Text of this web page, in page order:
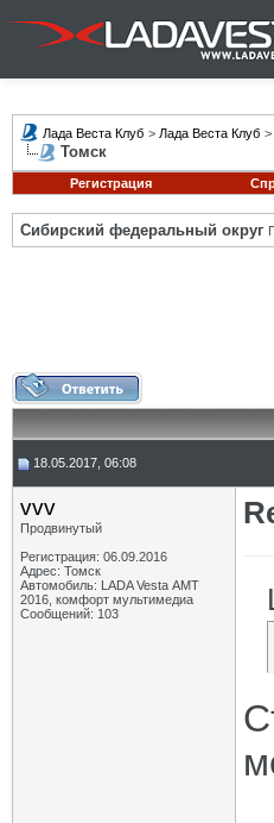
Лада Веста Клуб > Лада Веста Клуб >
Томск
Регистрация
Сибирский федеральный округ
18.05.2017, 06:08
vvv
Продвинутый
Регистрация: 06.09.2016
Адрес: Томск
Автомобиль: LADA Vesta АМТ
2016, комфорт мультимедиа
Сообщений: 103